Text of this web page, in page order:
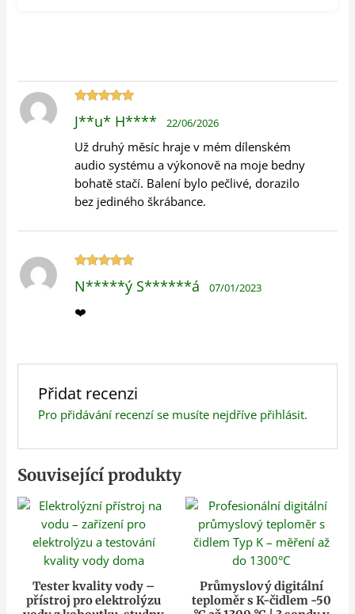
5z 5
J**u* H**** 22/06/2026
Už druhý měsíc hraje v mém dílenském
audio systému a výkonově na moje bedny
bohatě stačí. Balení bylo pečlivé, dorazilo
bez jediného škrábance.
5z 5
N*****ý S******á 07/01/2023
❤️
Přidat recenzi
Pro přidávání recenzí se musíte nejdříve přihlásit.
Související produkty
Tester kvality vody –
přístroj pro elektrolýzu
Průmyslový digitální
teploměr s K-čidlem -50